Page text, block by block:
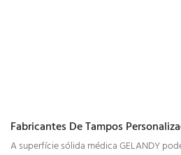
Fabricantes De Tampos
Para Uso Médico Na China |
A superfície sólida médica GELANDY